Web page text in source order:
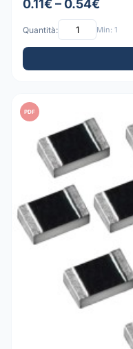
0.11€ – 0.54€
Quantità: Min: 1
PDF